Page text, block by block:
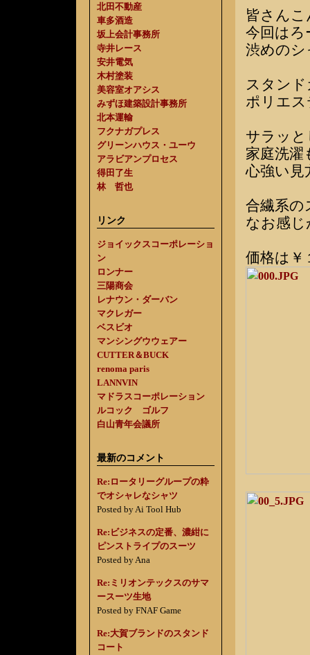
北田不動産
車多酒造
坂上会計事務所
寺井レース
安井電気
木村塗装
美容室オアシス
みずほ建築設計事務所
北本運輸
フクナガプレス
グリーンハウス・ユーウ
アラビアンプロセス
得田了生
林 哲也
リンク
ジョイックスコーポレーショ
ン
ロンナー
三陽商会
レナウン・ダーバン
マクレガー
ベスビオ
マンシングウウェアー
CUTTER＆BUCK
renoma paris
LANNVIN
マドラスコーポレーション
ルコック ゴルフ
白山青年会議所
最新のコメント
Re:ロータリーグループの粋
でオシャレなシャツ
Posted by Ai Tool Hub
Re:ビジネスの定番、濃紺に
ピンストライプのスーツ
Posted by Ana
Re:ミリオンテックスのサマ
ースーツ生地
Posted by FNAF Game
Re:大賀ブランドのスタンド
コート
皆さん
今回はろ
渋めのシ
スタン
ポリエ
サラッ
家庭洗濯
心強い見
合繊系
なお感
価格は￥